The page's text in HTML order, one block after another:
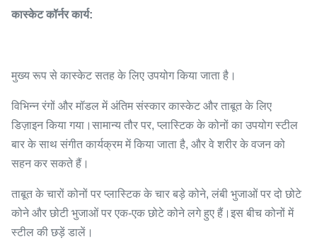
कास्केट कॉर्नर कार्य:
मुख्य रूप से कास्केट सतह के लिए उपयोग किया जाता है।
विभिन्न रंगों और मॉडल में अंतिम संस्कार कास्केट और ताबूत के लिए
डिज़ाइन किया गया।सामान्य तौर पर, प्लास्टिक के कोनों का उपयोग स्टील
बार के साथ संगीत कार्यक्रम में किया जाता है, और वे शरीर के वजन को
सहन कर सकते हैं।
ताबूत के चारों कोनों पर प्लास्टिक के चार बड़े कोने, लंबी भुजाओं पर दो छोटे
कोने और छोटी भुजाओं पर एक-एक छोटे कोने लगे हुए हैं।इस बीच कोनों में
स्टील की छड़ें डालें।